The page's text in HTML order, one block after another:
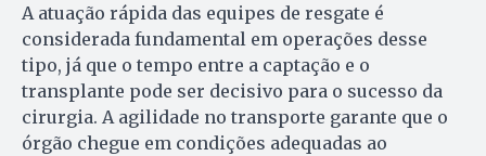
A atuação rápida das equipes de resgate é
considerada fundamental em operações desse
tipo, já que o tempo entre a captação e o
transplante pode ser decisivo para o sucesso da
cirurgia. A agilidade no transporte garante que o
órgão chegue em condições adequadas ao